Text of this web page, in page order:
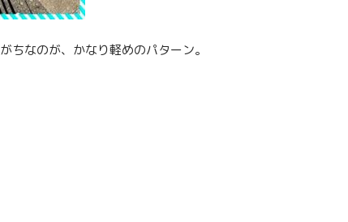
ちなのが、かなり軽めのパターン。